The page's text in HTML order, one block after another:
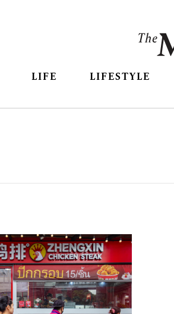
LIFE LIFESTYLE